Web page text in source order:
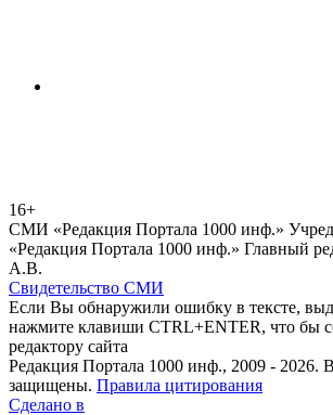
16+
СМИ «Редакция Портала 1000 инф.»
«Редакция Портала 1000 инф.» Главный
А.В.
Свидетельство СМИ
Если Вы обнаружили ошибку в тексте,
нажмите клавиши CTRL+ENTER, что бы
редактору сайта
Редакция Портала 1000 инф., 2009 - 2026.
защищены. Правила цитирования
Сделано в